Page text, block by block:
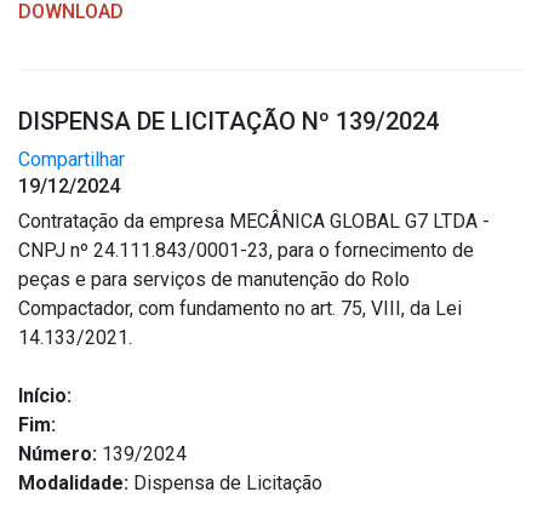
DOWNLOAD
DISPENSA DE LICITAÇÃO Nº 139/2024
Compartilhar
19/12/2024
Contratação da empresa MECÂNICA GLOBAL G7 LTDA -
CNPJ nº 24.111.843/0001-23, para o fornecimento de
peças e para serviços de manutenção do Rolo
Compactador, com fundamento no art. 75, VIII, da Lei
14.133/2021.
Início:
Fim:
Número: 139/2024
Modalidade: Dispensa de Licitação